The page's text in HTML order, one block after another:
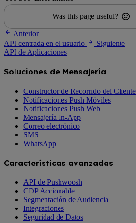
Was this page useful?
Anterior
API centrada en el usuario
Siguiente
API de Aplicaciones
Soluciones de Mensajería
Constructor de Recorrido del Cliente
Notificaciones Push Móviles
Notificaciones Push Web
Mensajería In-App
Correo electrónico
SMS
WhatsApp
Características avanzadas
API de Pushwoosh
CDP Accionable
Segmentación de Audiencia
Integraciones
Seguridad de Datos